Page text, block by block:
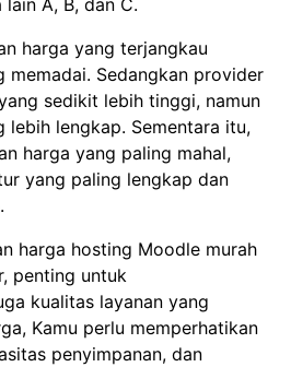
A, B, dan C.
harga yang terjangkau
Sedangkan provider
sedikit lebih tinggi, namun
lengkap. Sementara itu,
harga yang paling mahal,
yang paling lengkap dan
harga hosting Moodle murah
penting untuk
kualitas layanan yang
Kamu perlu memperhatikan
penyimpanan, dan